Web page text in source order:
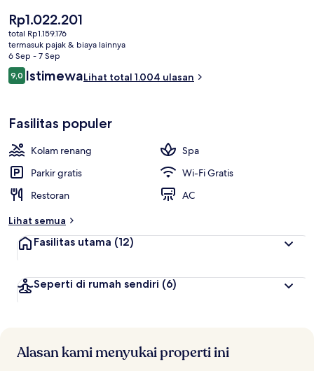
Harga
saat
ini
Rp1.022.201
Rp1.022.201
total Rp1.159.176
termasuk pajak & biaya lainnya
6 Sep - 7 Sep
Ulasan
9,09,0 dari 10
IstimewaLihat total 1.004 ulasan
Fasilitas populer
Kolam renang
Spa
Parkir gratis
Wi-Fi Gratis
Restoran
AC
Lihat semua
Fasilitas utama (12)
Seperti di rumah sendiri (6)
Alasan kami menyukai properti ini